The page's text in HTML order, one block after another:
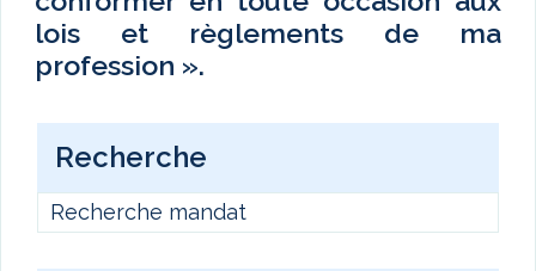
lois et règlements de ma
profession ».
Recherche
Recherche mandat